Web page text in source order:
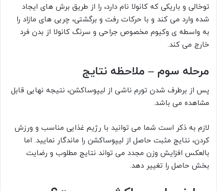
توخالی و باریکی که کانولا نام دارد، را از طریق برش های ایجاد
شده وارد می کند و با حرکات رفت و برگشتی، چربی های مازاد را
به واسطه ی وکیوم مخصوص جراحی و سرنگ کانولا از بدن فرد
خارج می کند.
مرحله سوم – ملاحظه نتایج
پس از برطرف شدن تورم ناشی از لیپوساکشن، نتیجه نهایی قابل
مشاهده می باشد.
لازم به ذکر است شما می توانید با رژیم غذایی مناسب و ورزش
کردن، نتایج مثبت حاصل از لیپوساکشن را ماندگار نمایید. اما
بالعکس افزایش وزن مجدد می تواند نتایج مطلوب و رضایت
بخش حاصل را تغییر دهد.